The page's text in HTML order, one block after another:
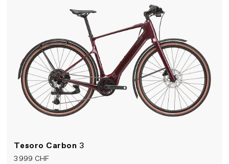
Tesoro Carbon 3
3 999 CHF